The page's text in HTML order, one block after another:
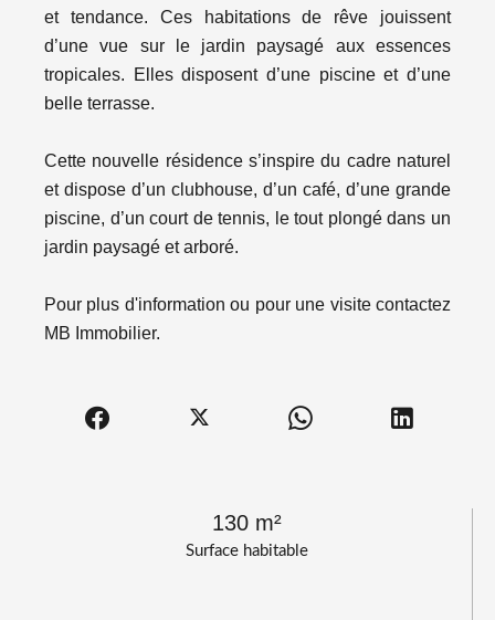
Surface habitable
130 m²
et tendance. Ces habitations de rêve jouissent
d’une vue sur le jardin paysagé aux essences
tropicales. Elles disposent d’une piscine et d’une
belle terrasse.
Cette nouvelle résidence s’inspire du cadre naturel
et dispose d’un clubhouse, d’un café, d’une grande
piscine, d’un court de tennis, le tout plongé dans un
jardin paysagé et arboré.
Pour plus d'information ou pour une visite contactez
MB Immobilier.